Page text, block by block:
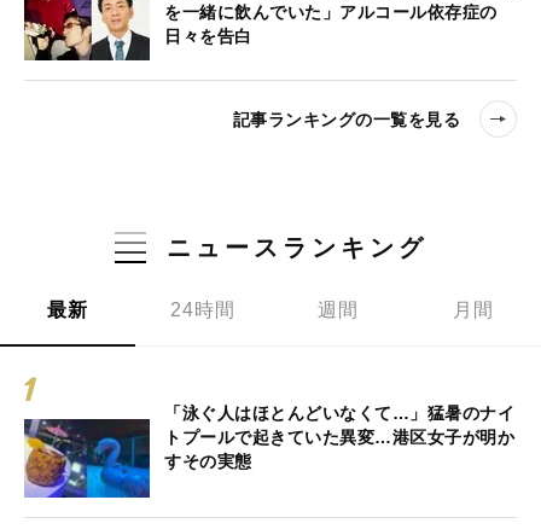
を一緒に飲んでいた」アルコール依存症の
日々を告白
記事ランキングの一覧を見る
ニュースランキング
最新 24時間 週間 月間
「泳ぐ人はほとんどいなくて…」猛暑のナイ
トプールで起きていた異変…港区女子が明か
すその実態